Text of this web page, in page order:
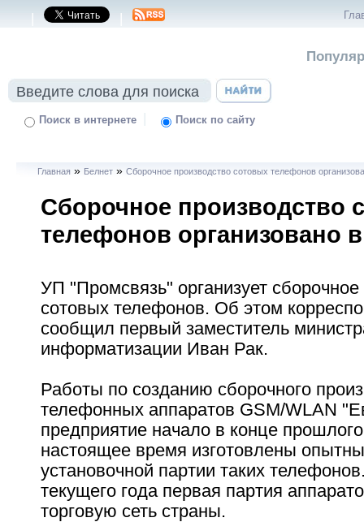
| |
Поиск в интернете | Поиск по сайту
Главная » Белнет »Сборочное производство сотовых телефонов
Сборочное производство
телефонов организовано
УП "Промсвязь" организует сборочное
сотовых телефонов. Об этом
сообщил первый заместитель
информатизации Иван Рак.
Работы по созданию сборочного
телефонных аппаратов GSM/WLAN
предприятие начало в конце
настоящее время изготовлены
установочной партии таких
текущего года первая партия
торговую сеть страны.